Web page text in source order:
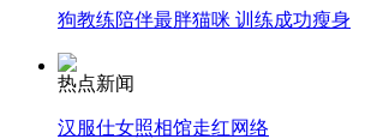
消防员救轻生者
狗教练陪伴最胖猫咪 训练成功瘦身
热点新闻
汉服仕女照相馆走红网络